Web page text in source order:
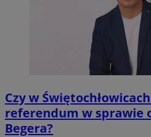
Czy w
referendum w sprawie
Begera?